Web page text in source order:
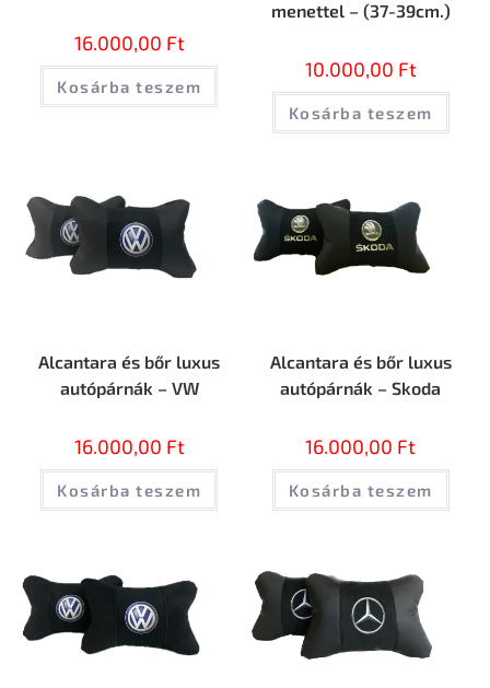
16.000,00 Ft
Kosárba teszem
menettel – (37-39cm.)
10.000,00 Ft
Kosárba teszem
Alcantara és bőr luxus
autópárnák – VW
16.000,00 Ft
Kosárba teszem
Alcantara és bőr luxus
autópárnák – Skoda
16.000,00 Ft
Kosárba teszem